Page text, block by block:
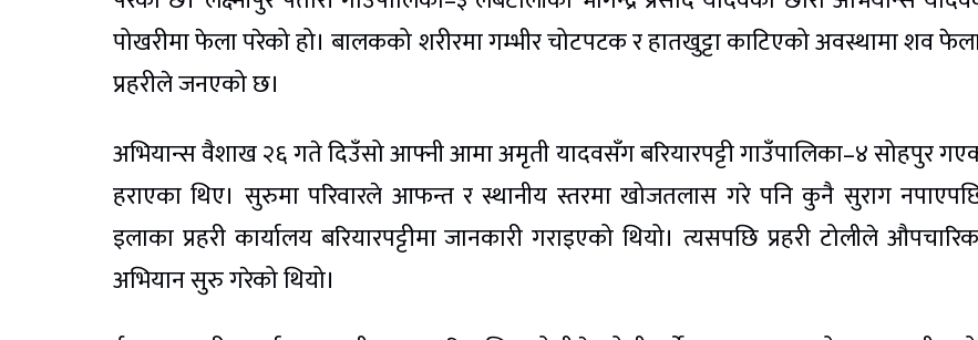
पोखरीमा फेला परेको हो। बालकको शरीरमा गम्भीर चोटपटक र हातखुट्टा काटिएको अवस्थामा शव
प्रहरीले जनएको छ।
अभियान्स वैशाख २६ गते दिउँसो आफ्नी आमा अमृती यादवसँग बरियारपट्टी गाउँपालिका–४ सोहपुर
हराएका थिए। सुरुमा परिवारले आफन्त र स्थानीय स्तरमा खोजतलास गरे पनि कुनै सुराग
इलाका प्रहरी कार्यालय बरियारपट्टीमा जानकारी गराइएको थियो। त्यसपछि प्रहरी टोलीले
अभियान सुरु गरेको थियो।